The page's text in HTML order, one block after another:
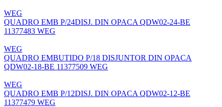
WEG
QUADRO EMB P/24DISJ. DIN OPACA QDW02-24-BE
11377483 WEG
WEG
QUADRO EMBUTIDO P/18 DISJUNTOR DIN OPACA
QDW02-18-BE 11377509 WEG
WEG
QUADRO EMB P/12DISJ. DIN OPACA QDW02-12-BE
11377479 WEG